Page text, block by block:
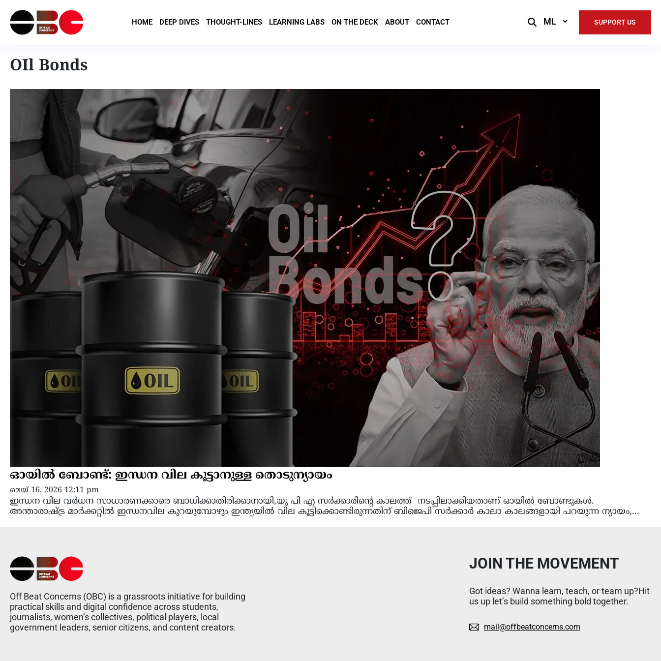
HOME DEEP DIVES THOUGHT-LINES LEARNING LABS ON THE DECK ABOUT CONTACT
Select
SUPPORT US
OIl Bonds
ഓയിൽ ബോണ്ട്: ഇന്ധന വില കൂട്ടാനുള്ള തൊടുന്യായം
മെയ്‌ 16, 2026 12:11 pm
ഇന്ധന വില വർധന സാധാരണക്കാരെ ബാധിക്കാതിരിക്കാനായി,യു പി എ സർക്കാരിന്റെ കാലത്ത് നടപ്പിലാക്കിയതാണ് ഓയിൽ ബോണ്ടുകൾ.
അന്താരാഷ്ട്ര മാർക്കറ്റിൽ ഇന്ധനവില കുറയുമ്പോഴും ഇന്ത്യയിൽ വില കൂട്ടിക്കൊണ്ടിരുന്നതിന് ബിജെപി സർക്കാർ കാലാ കാലങ്ങളായി പറയുന്ന ന്യായം,...
Off Beat Concerns (OBC) is a grassroots initiative for building
practical skills and digital confidence across students,
journalists, women’s collectives, political players, local
government leaders, senior citizens, and content creators.
JOIN THE MOVEMENT
Got ideas? Wanna learn, teach, or team up?Hit
us up let’s build something bold together.
mail@offbeatconcerns.com